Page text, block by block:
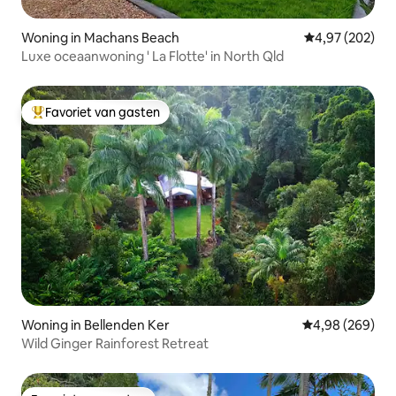
Woning in Machans Beach Gemiddelde
4,97 (202)
Luxe oceaanwoning ' La Flotte' in North Qld
Topfavoriet van gasten
Favoriet van gasten
Woning in Bellenden Ker Gemiddelde
4,98 (269)
Wild Ginger Rainforest Retreat